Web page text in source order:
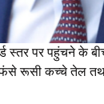
पर पहुंचने के
रूसी कच्चे तेल तथा